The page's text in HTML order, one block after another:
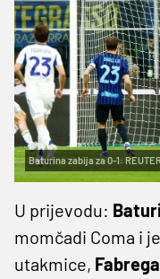
Baturina zabija za 0-1:
U prijevodu:
momčadi Coma i
utakmice,